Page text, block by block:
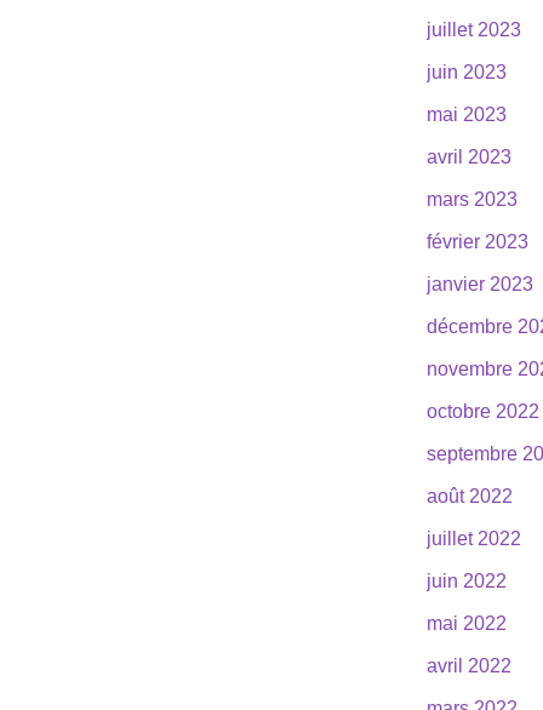
juillet 2023
juin 2023
mai 2023
avril 2023
mars 2023
février 2023
janvier 2023
décembre
novembre
octobre 2022
septembre
août 2022
juillet 2022
juin 2022
mai 2022
avril 2022